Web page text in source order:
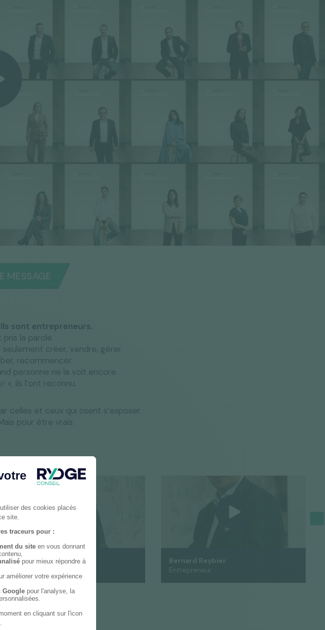
MESSAGE
sont entrepreneurs.
la parole.
créer, vendre, gérer.
recommencer.
personne ne la voit encore.
», ils l’ont reconnu.
celles et ceux qui osent s’exposer.
pour être vrais.
Joëlle Dago-Serry
Bernard Reybier
Entrepreneur